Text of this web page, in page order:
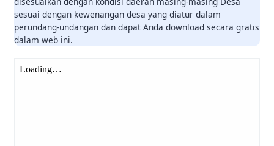
sesuai dengan kewenangan desa yang diatur dalam
perundang-undangan dan dapat Anda download secara gratis
dalam web ini.